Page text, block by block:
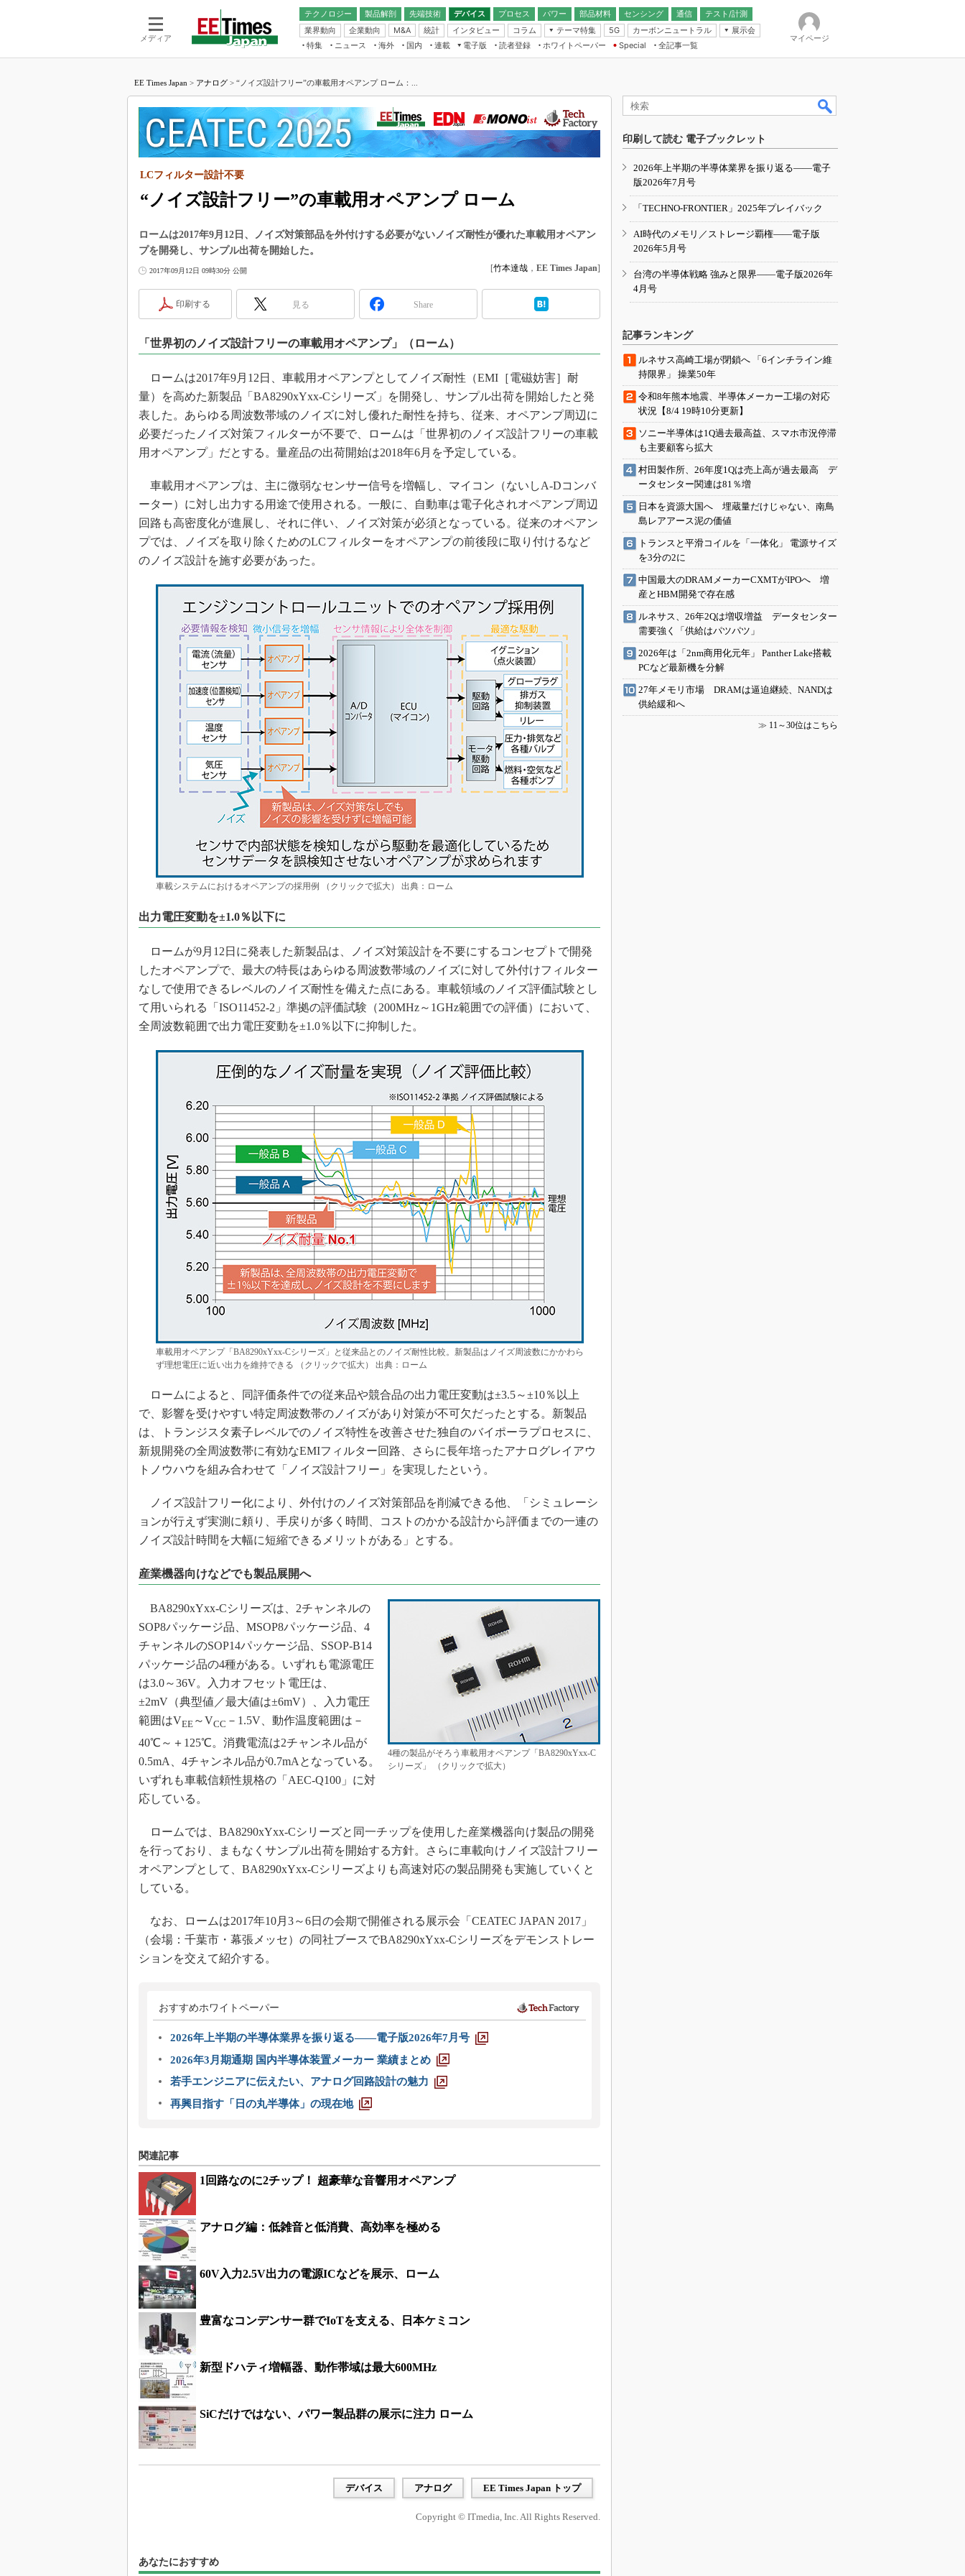
メディア
テクノロジー 製品解剖
先端技術
電池／エネルギー
デバイス
アナログ
マイコン
FPGA
プロセス パワー 部品材料 センシング
通信
無線
テスト/計測
業界動向
企業動向 M&A 統計 インタビュー コラム
テーマ特集
フィジカルAI
半導体後工程
読者調査（EE Times Research）
カーボンニュートラル
電源設計（EDN Japan）
Japan）
5G カーボンニュートラル
展示会
IoT・エッジコンピューティング
EXPO
EdgeTech＋
TECHNO-FRONTIER
人とくるま展
特集 ニュース 海外 国内
連載
福田昭のデバイス通信
湯之上隆のナノフォーカス
大山聡の業界スコープ
大原雄介のエレ・組み込みプレイバ
学漂流記
踊るバズワード ～Behind the
Buzzword
製品分解で探るアジアの新トレンド
“異端児エンジニア”が仕掛けた社内
イノベーションは日本を救うのか
JASA発IoT通信
IHSアナリスト「未来展望」
「英語に愛されないエンジニア」の
ための新行動論
電子版
電子ブックレット
読者登録 ホワイトペーパー
Special
全記事一覧
マイページ
EE Times Japan > アナログ > “ノイズ設計フリー”の車載用オペアンプ ローム：...
“ノイズ設計フリー”の車載用オペアンプ ローム
LCフィルター設計不要
ロームは2017年9月12日、ノイズ対策部品を外付けする必要がないノイズ耐性が優れた車載用オペアン
プを開発し、サンプル出荷を開始した。
2017年09月12日 09時30分 公開 [竹本達哉 ， EE Times Japan]
印刷する 見る Share
「世界初のノイズ設計フリーの車載用オペアンプ」（ローム）
ロームは2017年9月12日、車載用オペアンプとしてノイズ耐性（EMI［電磁妨害］耐
量）を高めた新製品「BA8290xYxx-Cシリーズ」を開発し、サンプル出荷を開始したと発
表した。あらゆる周波数帯域のノイズに対し優れた耐性を持ち、従来、オペアンプ周辺に
必要だったノイズ対策フィルターが不要で、ロームは「世界初のノイズ設計フリーの車載
用オペアンプ」だとする。量産品の出荷開始は2018年6月を予定している。
車載用オペアンプは、主に微弱なセンサー信号を増幅し、マイコン（ないしA-Dコンバ
ーター）に対し出力する用途で使用される。一般に、自動車は電子化されオペアンプ周辺
回路も高密度化が進展し、それに伴い、ノイズ対策が必須となっている。従来のオペアン
プでは、ノイズを取り除くためのLCフィルターをオペアンプの前後段に取り付けるなど
のノイズ設計を施す必要があった。
車載システムにおけるオペアンプの採用例 （クリックで拡大） 出典：ローム
出力電圧変動を±1.0％以下に
ロームが9月12日に発表した新製品は、ノイズ対策設計を不要にするコンセプトで開発
したオペアンプで、最大の特長はあらゆる周波数帯域のノイズに対して外付けフィルター
なしで使用できるレベルのノイズ耐性を備えた点にある。車載領域のノイズ評価試験とし
て用いられる「ISO11452-2」準拠の評価試験（200MHz～1GHz範囲での評価）において、
全周波数範囲で出力電圧変動を±1.0％以下に抑制した。
車載用オペアンプ「BA8290xYxx-Cシリーズ」と従来品とのノイズ耐性比較。新製品はノイズ周波数にかかわら
ず理想電圧に近い出力を維持できる （クリックで拡大） 出典：ローム
ロームによると、同評価条件での従来品や競合品の出力電圧変動は±3.5～±10％以上
で、影響を受けやすい特定周波数帯のノイズがあり対策が不可欠だったとする。新製品
は、トランジスタ素子レベルでのノイズ特性を改善させた独自のバイポーラプロセスに、
新規開発の全周波数帯に有効なEMIフィルター回路、さらに長年培ったアナログレイアウ
トノウハウを組み合わせて「ノイズ設計フリー」を実現したという。
ノイズ設計フリー化により、外付けのノイズ対策部品を削減できる他、「シミュレーシ
ョンが行えず実測に頼り、手戻りが多く時間、コストのかかる設計から評価までの一連の
ノイズ設計時間を大幅に短縮できるメリットがある」とする。
産業機器向けなどでも製品展開へ
4種の製品がそろう車載用オペアンプ「BA8290xYxx-C
シリーズ」 （クリックで拡大）
BA8290xYxx-Cシリーズは、2チャンネルの
SOP8パッケージ品、MSOP8パッケージ品、4
チャンネルのSOP14パッケージ品、SSOP-B14
パッケージ品の4種がある。いずれも電源電圧
は3.0～36V。入力オフセット電圧は、
±2mV（典型値／最大値は±6mV）、入力電圧
範囲はVEE ～VCC －1.5V、動作温度範囲は－
40℃～＋125℃。消費電流は2チャンネル品が
0.5mA、4チャンネル品が0.7mAとなっている。
いずれも車載信頼性規格の「AEC-Q100」に対
応している。
ロームでは、BA8290xYxx-Cシリーズと同一チップを使用した産業機器向け製品の開発
を行っており、まもなくサンプル出荷を開始する方針。さらに車載向けノイズ設計フリー
オペアンプとして、BA8290xYxx-Cシリーズよりも高速対応の製品開発も実施していくと
している。
なお、ロームは2017年10月3～6日の会期で開催される展示会「CEATEC JAPAN 2017」
（会場：千葉市・幕張メッセ）の同社ブースでBA8290xYxx-Cシリーズをデモンストレー
ションを交えて紹介する。
おすすめホワイトペーパー
2026年上半期の半導体業界を振り返る――電子版2026年7月号
2026年3月期通期 国内半導体装置メーカー 業績まとめ
若手エンジニアに伝えたい、アナログ回路設計の魅力
再興目指す「日の丸半導体」の現在地
関連記事
1回路なのに2チップ！ 超豪華な音響用オペアンプ
アナログ編：低雑音と低消費、高効率を極める
60V入力2.5V出力の電源ICなどを展示、ローム
豊富なコンデンサー群でIoTを支える、日本ケミコン
新型ドハティ増幅器、動作帯域は最大600MHz
SiCだけではない、パワー製品群の展示に注力 ローム
デバイス アナログ EE Times Japan トップ
Copyright © ITmedia, Inc. All Rights Reserved.
あなたにおすすめ
印刷して読む 電子ブックレット
2026年上半期の半導体業界を振り返る――電子
版2026年7月号
「TECHNO-FRONTIER」2025年プレイバック
AI時代のメモリ／ストレージ覇権――電子版
2026年5月号
台湾の半導体戦略 強みと限界――電子版2026年
4月号
記事ランキング
ルネサス高崎工場が閉鎖へ 「6インチライン維
持限界」 操業50年
令和8年熊本地震、半導体メーカー工場の対応
状況【8/4 19時10分更新】
ソニー半導体は1Q過去最高益、スマホ市況停滞
も主要顧客ら拡大
村田製作所、26年度1Qは売上高が過去最高 デ
ータセンター関連は81％増
日本を資源大国へ 埋蔵量だけじゃない、南鳥
島レアアース泥の価値
トランスと平滑コイルを「一体化」 電源サイズ
を3分の2に
中国最大のDRAMメーカーCXMTがIPOへ 増
産とHBM開発で存在感
ルネサス、26年2Qは増収増益 データセンター
需要強く「供給はパツパツ」
2026年は「2nm商用化元年」 Panther Lake搭載
PCなど最新機を分解
27年メモリ市場 DRAMは逼迫継続、NANDは
供給緩和へ
≫ 11～30位はこちら